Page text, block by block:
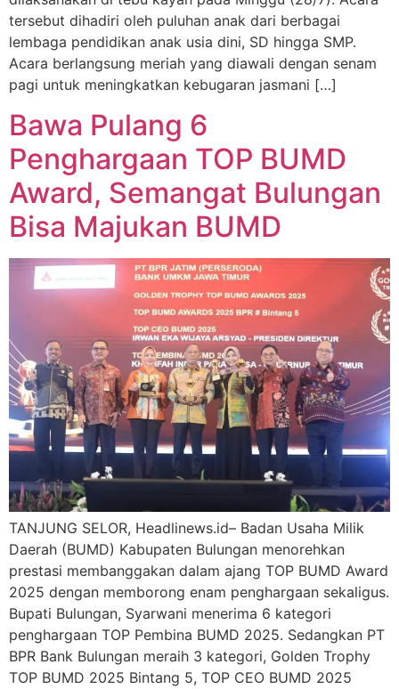
tersebut dihadiri oleh puluhan anak dari berbagai
lembaga pendidikan anak usia dini, SD hingga SMP.
Acara berlangsung meriah yang diawali dengan senam
pagi untuk meningkatkan kebugaran jasmani […]
Bawa Pulang 6
Penghargaan TOP BUMD
Award, Semangat Bulungan
Bisa Majukan BUMD
TANJUNG SELOR, Headlinews.id– Badan Usaha Milik
Daerah (BUMD) Kabupaten Bulungan menorehkan
prestasi membanggakan dalam ajang TOP BUMD Award
2025 dengan memborong enam penghargaan sekaligus.
Bupati Bulungan, Syarwani menerima 6 kategori
penghargaan TOP Pembina BUMD 2025. Sedangkan PT
BPR Bank Bulungan meraih 3 kategori, Golden Trophy
TOP BUMD 2025 Bintang 5, TOP CEO BUMD 2025